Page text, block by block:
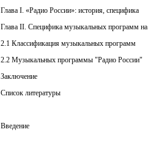
Глава I. «Радио России»: история, специфика
Глава II. Специфика музыкальных программ
2.1 Классификация музыкальных программ
2.2 Музыкальных программы "Радио России"
Заключение
Список литературы
Введение